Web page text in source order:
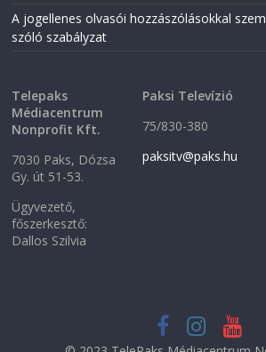
A jogellenes olvasói hozzászólásokkal
szóló szabályzat
Telepaks
Médiacentrum
Nonprofit Kft.
7030 Paks, Dózsa
Gy. út 51-53.
Ügyvezető,
főszerkesztő:
Dallos Szilvia
Paksi Televízió
75/830-380
paksitv@paks.hu